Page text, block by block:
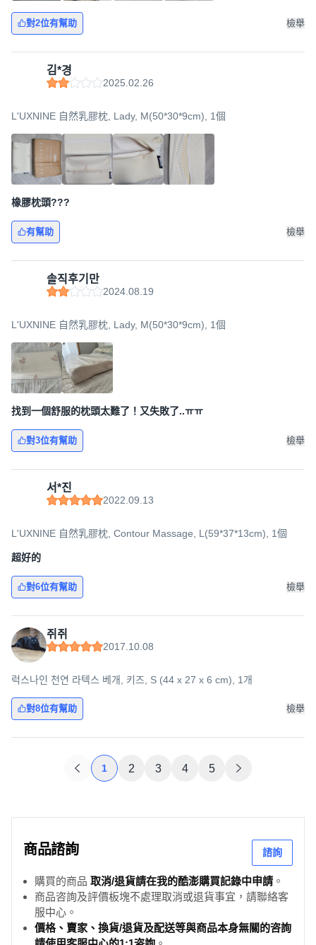
對2位有幫助 檢舉
김*경
2025.02.26
L'UXNINE 自然乳膠枕, Lady, M(50*30*9cm), 1個
橡膠枕頭???
有幫助 檢舉
솔직후기만
2024.08.19
L'UXNINE 自然乳膠枕, Lady, M(50*30*9cm), 1個
找到一個舒服的枕頭太難了！又失敗了..ㅠㅠ
對3位有幫助 檢舉
서*진
2022.09.13
L'UXNINE 自然乳膠枕, Contour Massage, L(59*37*13cm), 1個
超好的
對6位有幫助 檢舉
쥐쥐
2017.10.08
럭스나인 천연 라텍스 베개, 키즈, S (44 x 27 x 6 cm), 1개
對8位有幫助 檢舉
1 2 3 4 5
商品諮詢 諮詢
購買的商品 取消/退貨請在我的酷澎購買記錄中申請 。
商品咨詢及評價板塊不處理取消或退貨事宜，請聯絡客
服中心。
價格、賣家、換貨/退貨及配送等與商品本身無關的咨詢